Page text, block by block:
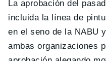
La aprobación del
incluida la línea de
en el seno de la NABU
ambas organizaciones